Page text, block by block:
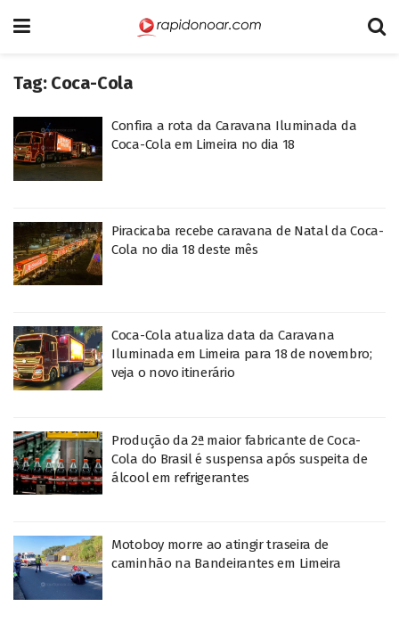
Tag: Coca-Cola
Confira a rota da Caravana Iluminada da
Coca-Cola em Limeira no dia 18
Piracicaba recebe caravana de Natal da Coca-
Cola no dia 18 deste mês
Coca-Cola atualiza data da Caravana
Iluminada em Limeira para 18 de novembro;
veja o novo itinerário
Produção da 2ª maior fabricante de Coca-
Cola do Brasil é suspensa após suspeita de
álcool em refrigerantes
Motoboy morre ao atingir traseira de
caminhão na Bandeirantes em Limeira